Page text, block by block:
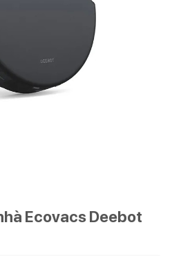
Ecovacs Deebot